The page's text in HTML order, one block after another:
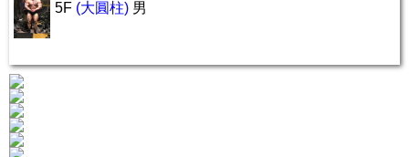
5F (大圓柱) 男